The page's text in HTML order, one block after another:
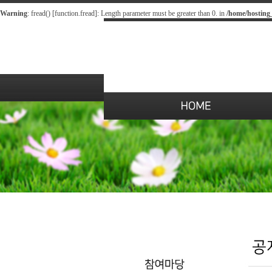
Warning: fread() [function.fread]: Length parameter must be greater than 0. in /home/